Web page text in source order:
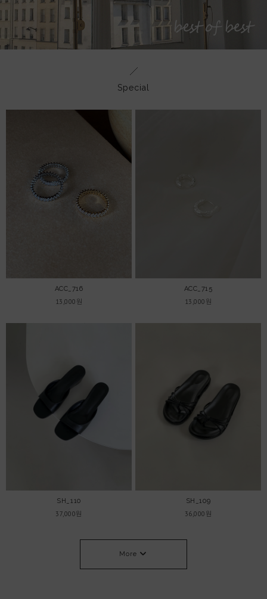
Special
ACC_716
13,000원
ACC_715
13,000원
SH_110
37,000원
SH_109
36,000원
More